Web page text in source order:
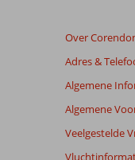
48
niet
om
Over
Adres &
Algemene
Algemene
Veelgestelde